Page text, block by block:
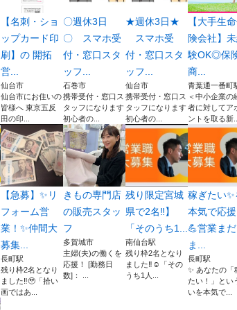
【名刺・ショ
ップカード印
刷】の 開拓
営...
仙台市
仙台市にお住いの
皆様へ 東京五反
田の印...
〇週休3日
〇 スマホ受
付・窓口スタ
ッフ...
石巻市
携帯受付・窓口ス
タッフになります
初心者の...
★週休3日★
スマホ受
付・窓口スタ
ッフ...
仙台市
携帯受付・窓口ス
タッフになります
初心者の...
【大手生
険会社】
験OK◎保
商...
青葉通一番町
＜中小企業の
者に対してア
ントを取る新...
【急募】✨リ
フォーム営
業！✨仲間大
募集...
長町駅
残り枠2名となり
ました‼︎🥹「拾い
画ではあ...
きもの専門店
の販売スタッ
フ
多賀城市
主婦(夫)の働くを
応援！ [勤務日
数]： ...
残り限定宮城
県で2名‼︎】
「そのうち1...
南仙台駅
残り枠2名となり
ました‼︎☺️「その
うち1人...
稼ぎたい✨
本気で応援
💪営業まだ
ま...
長町駅
✨ あなたの「
たい！」とい
いを本気で...